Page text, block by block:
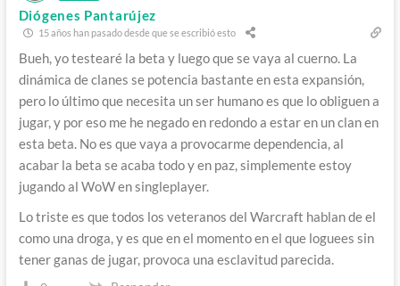
Diógenes Pantarújez
15 años han pasado desde que se escribió esto
Bueh, yo testearé la beta y luego que se vaya al cuerno. La
dinámica de clanes se potencia bastante en esta expansión,
pero lo último que necesita un ser humano es que lo obliguen a
jugar, y por eso me he negado en redondo a estar en un clan en
esta beta. No es que vaya a provocarme dependencia, al
acabar la beta se acaba todo y en paz, simplemente estoy
jugando al WoW en singleplayer.
Lo triste es que todos los veteranos del Warcraft hablan de el
como una droga, y es que en el momento en el que loguees sin
tener ganas de jugar, provoca una esclavitud parecida.